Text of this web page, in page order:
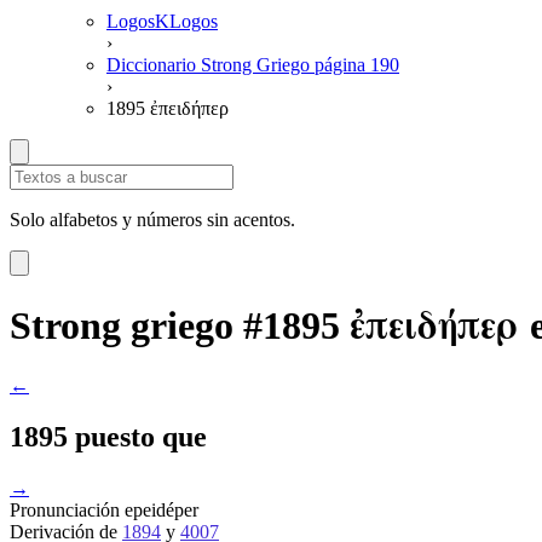
LogosKLogos
›
Diccionario Strong Griego página 190
›
1895 ἐπειδήπερ
Solo alfabetos y números sin acentos.
Strong griego #1895 ἐπειδήπερ
←
1895 puesto que
→
Pronunciación epeidéper
Derivación de 1894 y 4007